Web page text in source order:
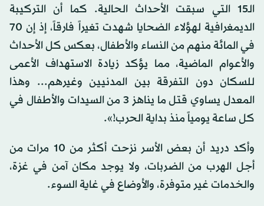
الـ15 التي سبقت الأحداث الحالية. كما أن التركيبة
الديمغرافية لهؤلاء الضحايا شهدت تغيراً فارقاً، إذ إن 70
في المائة منهم من النساء والأطفال، بعكس كل الأحداث
والأعوام الماضية، مما يؤكد زيادة الاستهداف الأعمى
للسكان دون التفرقة بين المدنيين وغيرهم... وهذا
المعدل يساوي قتل ما يناهز 3 من السيدات والأطفال في
كل ساعة يومياً منذ بداية الحرب!».
وأكد دريد أن بعض الأسر نزحت أكثر من 10 مرات من
أجل الهرب من الضربات، ولا يوجد مكان آمن في غزة،
والخدمات غير متوفرة، والأوضاع في غاية السوء.